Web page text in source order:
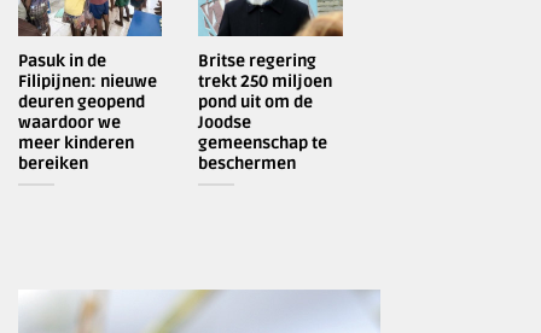
Pasuk in de
Filipijnen: nieuwe
deuren geopend
waardoor we
meer kinderen
bereiken
Britse regering
trekt 250 miljoen
pond uit om de
Joodse
gemeenschap te
beschermen